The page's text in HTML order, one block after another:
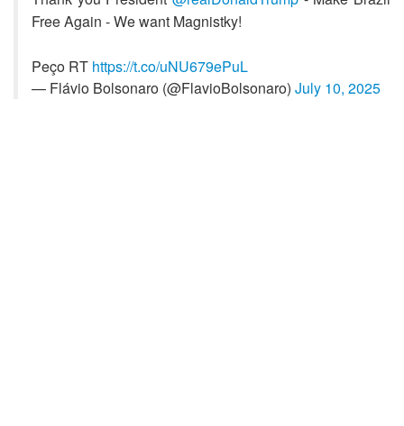
Free Again - We want Magnistky!
Peço RT https://t.co/uNU679ePuL
— Flávio Bolsonaro (@FlavioBolsonaro) July 10, 2025